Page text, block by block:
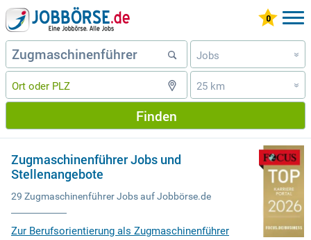
Jobs »
25 km »
Finden
Zugmaschinenführer Jobs und
Stellenangebote
29 Zugmaschinenführer Jobs auf Jobbörse.de
Zur Berufsorientierung als Zugmaschinenführer